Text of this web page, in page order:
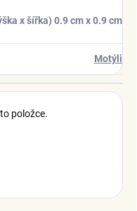
x šířka) 0.9 cm x 0.9 cm
Motýli
položce.